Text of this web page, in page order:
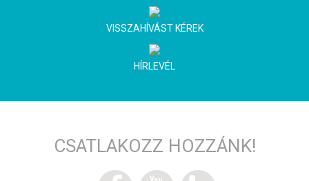
VISSZAHÍVÁST KÉREK
HÍRLEVÉL
CSATLAKOZZ HOZZÁNK!